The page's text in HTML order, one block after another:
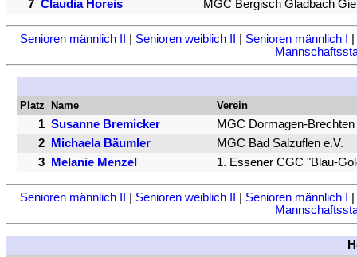
7 Claudia Horeis MGC Bergisch Gladbach
Senioren männlich II Senioren weiblich II Senioren männlich I
Platz Name Verein
1 Susanne Bremicker
MGC Dormagen-Brechten
2
Michaela Bäumler
MGC Bad Salzuflen e.V.
3
Melanie Menzel 1. Essener CGC "Blau-
Senioren männlich II Senioren weiblich II Senioren männlich I